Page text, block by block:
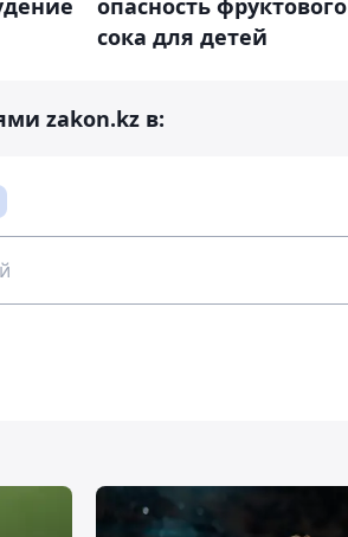
опасность фруктового
сока для детей
zakon.kz в: